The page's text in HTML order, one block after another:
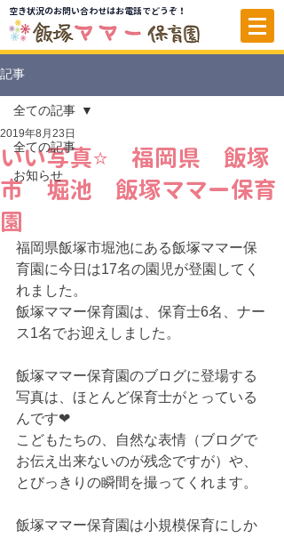
空き状況のお問い合わせはお電話でどうぞ！
記事
全ての記事
お知らせ
全ての記事
いい写真⭐ 福岡県 飯塚
市 堀池 飯塚ママー保育
園
2019年8月23日
福岡県飯塚市堀池にある飯塚ママー保
育園に今日は17名の園児が登園してく
れました。
飯塚ママー保育園は、保育士6名、ナー
ス1名でお迎えしました。
飯塚ママー保育園のブログに登場する
写真は、ほとんど保育士がとっている
んです❤
こどもたちの、自然な表情（ブログで
お伝え出来ないのが残念ですが）や、
とびっきりの瞬間を撮ってくれます。
飯塚ママー保育園は小規模保育にしか